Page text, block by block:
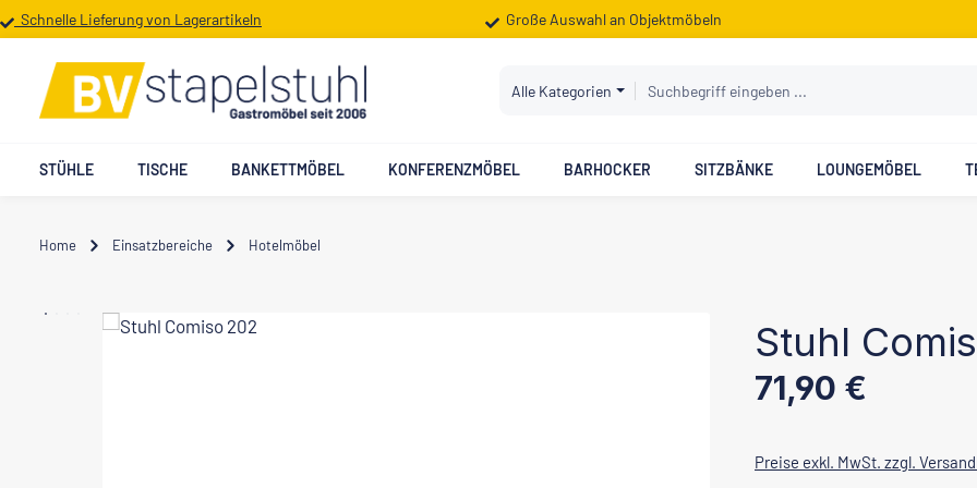
Hauptinhalt springen
Zur Suche springen
Zur Hauptnavigation springen
Schnelle Lieferung von Lagerartikeln Große Auswahl an Objektmöbeln
Alle Kategorien
STÜHLE TISCHE BANKETTMÖBEL KONFERENZMÖBEL BARHOCKER SITZBÄNKE LOUNGEMÖBEL
Home Einsatzbereiche Hotelmöbel
Bildergalerie überspringen Stuhl
Regulärer Preis:
71,90 €
Preise exkl. MwSt. zzgl.